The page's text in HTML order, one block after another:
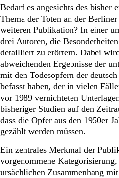
Bedarf es angesichts des bisher
Thema der Toten an der
weiteren Publikation? In einer
drei Autoren, die
detailliert zu erörtern. Dabei
abweichenden Ergebnisse der
mit den Todesopfern der
befasst haben, der in vielen
vor 1989 vernichteten
bisheriger Studien auf den
dass die Opfer aus den 1950er
gezählt werden müssen.
Ein zentrales Merkmal der
vorgenommene
ursächlichen Zusammenhang